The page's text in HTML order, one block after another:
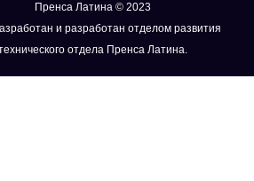
Пренса Латина © 2023
и разработан отделом развития
отдела Пренса Латина.